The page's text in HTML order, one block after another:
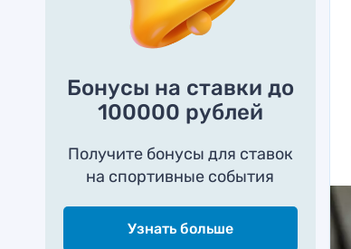
Бонусы на ставки до
100000 рублей
Получите бонусы для ставок
на спортивные события
Узнать больше